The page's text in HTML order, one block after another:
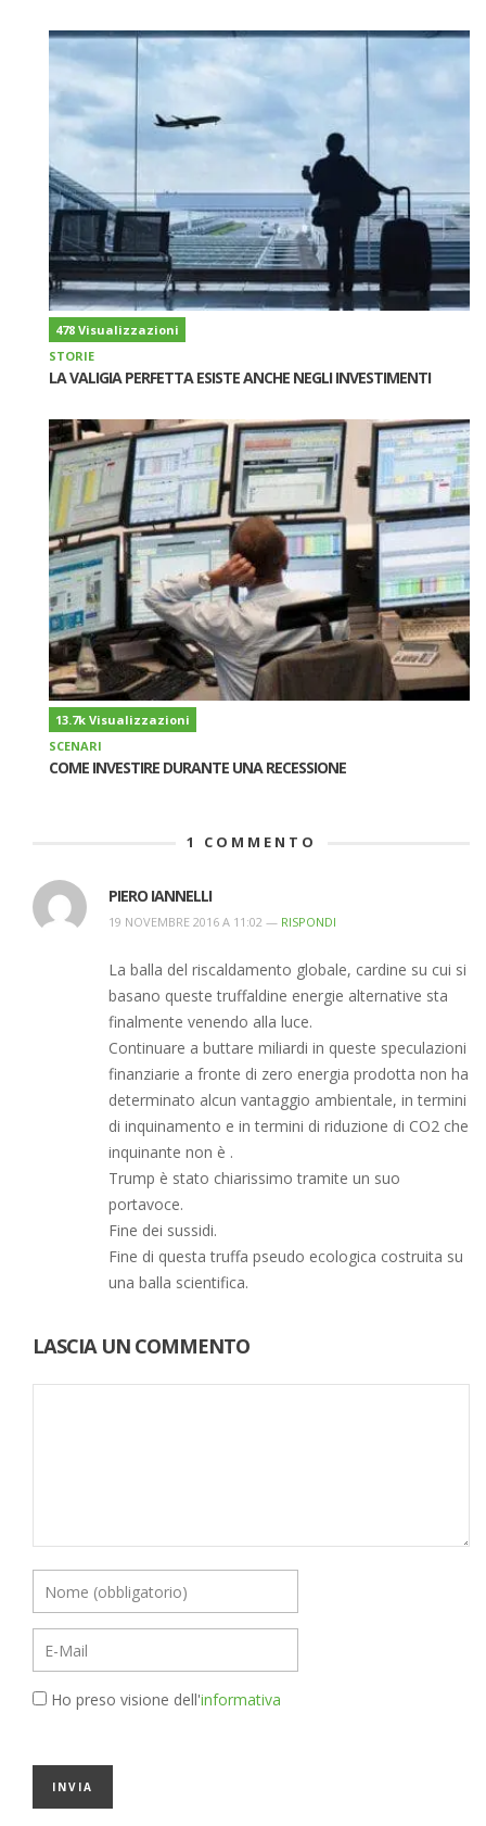
478 Visualizzazioni
STORIE
LA VALIGIA PERFETTA ESISTE ANCHE NEGLI INVESTIMENTI
13.7k Visualizzazioni
SCENARI
COME INVESTIRE DURANTE UNA RECESSIONE
1 COMMENTO
PIERO IANNELLI
19 NOVEMBRE 2016 A 11:02 — RISPONDI
La balla del riscaldamento globale, cardine su cui si
basano queste truffaldine energie alternative sta
finalmente venendo alla luce.
Continuare a buttare miliardi in queste speculazioni
finanziarie a fronte di zero energia prodotta non ha
determinato alcun vantaggio ambientale, in termini
di inquinamento e in termini di riduzione di CO2 che
inquinante non è .
Trump è stato chiarissimo tramite un suo
portavoce.
Fine dei sussidi.
Fine di questa truffa pseudo ecologica costruita su
una balla scientifica.
LASCIA UN COMMENTO
Ho preso visione dell'informativa